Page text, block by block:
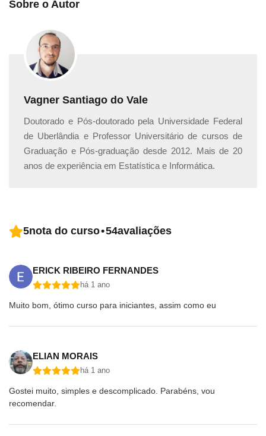
informática básica – Windows 10, partindo para o
Windows (Janelas)
Na segunda unidade docurso online gratuito
Aqui nesta etapa do curso básico você poderá
conhecer ao longo dos capítulos os principais recursos
Sabe aquela sensação de ligar um computador e não
saber por onde começar, onde clicar? Depois de
concluir esta unidade você não precisará mais se
preocupar com isso!
Sobre o Autor
Vagner Santiago do Vale
Doutorado e Pós-doutorado pela Universidade Federal
de Uberlândia e Professor Universitário de cursos de
Graduação e Pós-graduação desde 2012. Mais de 20
anos de experiência em Estatística e Informática.
5nota do curso•54avaliações
ERICK RIBEIRO FERNANDES
há 1 ano
Muito bom, ótimo curso para iniciantes, assim como eu
ELIAN MORAIS
há 1 ano
Gostei muito, simples e descomplicado. Parabéns, vou
recomendar.